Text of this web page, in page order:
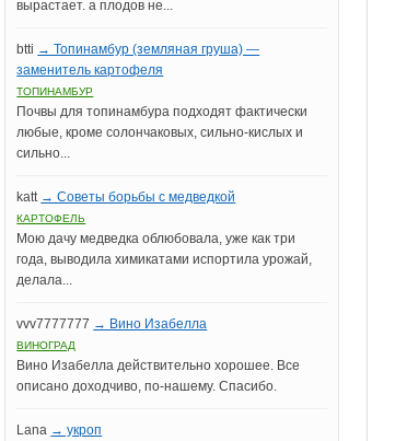
вырастает. а плодов не...
btti → Топинамбур (земляная груша) —
заменитель картофеля
ТОПИНАМБУР
Почвы для топинамбура подходят фактически
любые, кроме солончаковых, сильно-кислых и
сильно...
katt → Советы борьбы с медведкой
КАРТОФЕЛЬ
Мою дачу медведка облюбовала, уже как три
года, выводила химикатами испортила урожай,
делала...
vvv7777777 → Вино Изабелла
ВИНОГРАД
Вино Изабелла действительно хорошее. Все
описано доходчиво, по-нашему. Спасибо.
Lana → укроп